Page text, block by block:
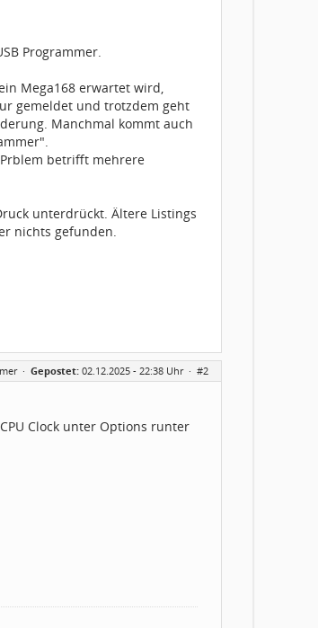
Programmer.
Mega168 erwartet wird,
gemeldet und trotzdem geht
Manchmal kommt auch
betrifft mehrere
unterdrückt. Ältere Listings
nichts gefunden.
· Gepostet: 02.12.2025 - 22:38 Uhr · #2
Clock unter Options runter